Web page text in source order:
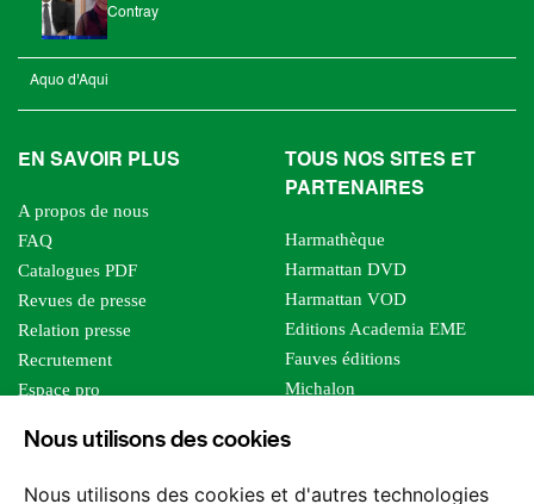
Nous utilisons des cookies
Nous utilisons des cookies et d'autres technologies
Contray
Aquo d'Aqui
EN SAVOIR PLUS
A propos de nous
FAQ
Catalogues PDF
Revues de presse
Relation presse
Recrutement
Espace pro
Foreign rights
TOUS NOS SITES ET
PARTENAIRES
Harmathèque
Harmattan DVD
Harmattan VOD
Editions Academia EME
Fauves éditions
Michalon
Editions Sutton